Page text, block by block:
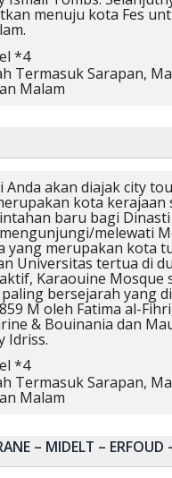
menuju kota Fes
*4
TermasukSarapan,
Malam
Anda akan diajak city
kota kerajaan
baru bagi
melewati
yang merupakan kota
Universitas tertua di
Karaouine Mosque
bersejarah yang
M oleh Fatima al-
& Bouinania dan
Idriss.
*4
TermasukSarapan,
Malam
– MIDELT –